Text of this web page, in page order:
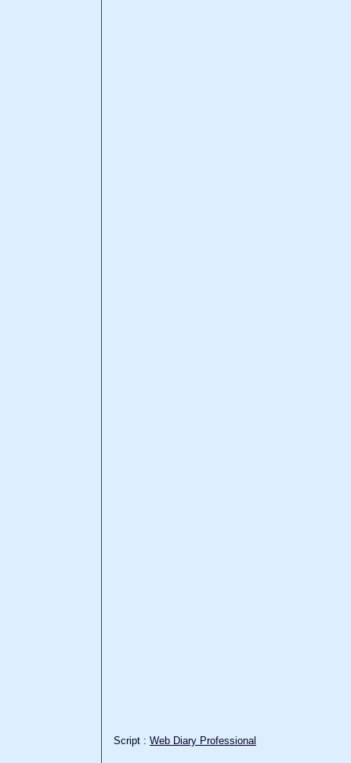
Script : Web Diary Professional